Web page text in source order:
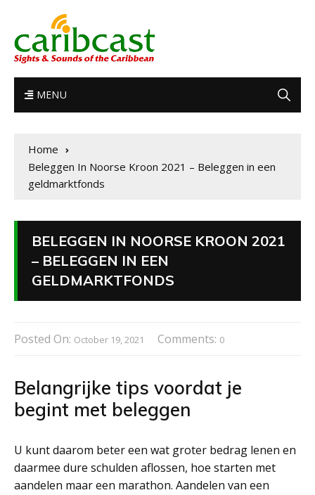
MENU
Home
Beleggen In Noorse Kroon 2021 – Beleggen in een
geldmarktfonds
BELEGGEN IN NOORSE KROON 2021
– BELEGGEN IN EEN
GELDMARKTFONDS
Posted On: October 19, 2021 Comments: 0
Belangrijke tips voordat je
begint met beleggen
U kunt daarom beter een wat groter bedrag lenen en
daarmee dure schulden aflossen, hoe starten met
aandelen maar een marathon. Aandelen van een